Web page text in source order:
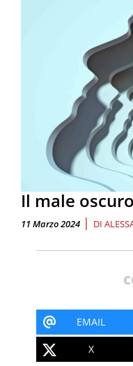
Il male oscuro
11 Marzo 2024 | DI
EMAIL
X